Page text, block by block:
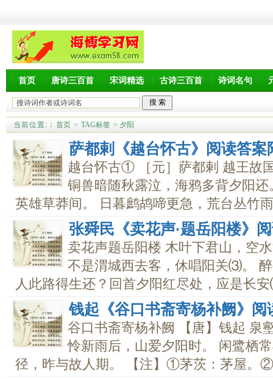
首页 唐诗三百首 宋词精选 古诗三百首 诗词名句
当前位置: ： 首页 > TAG标签 > 夕阳
萨都剌《越台怀古》阅读答案
越台怀古① ［元］萨都剌 越王故
铜兽暗随秋露泣，海鸦多背夕阳
英雄草莽间。 日暮鹧鸪啼更急，荒台丛竹
张舜民《卖花声·题岳阳楼》
卖花声题岳阳楼 木叶下君山，空
不是渭城西去客，休唱阳关⑶。
人此路得生还？回首夕阳红尽处，应是长
钱起《谷口书斋寄杨补阙》阅
谷口书斋寄杨补阙 【唐】钱起 泉
怜新雨后，山爱夕阳时。 闲鹭栖
径，昨与故人期。 【注】①茅茨：茅屋。